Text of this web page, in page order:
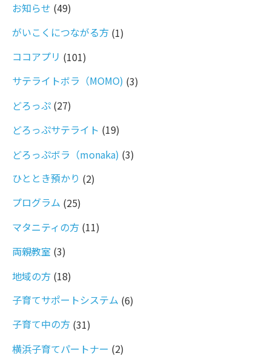
お知らせ (49)
がいこくにつながる方 (1)
ココアプリ (101)
サテライトボラ（MOMO) (3)
どろっぷ (27)
どろっぷサテライト (19)
どろっぷボラ（monaka) (3)
ひととき預かり (2)
プログラム (25)
マタニティの方 (11)
両親教室 (3)
地域の方 (18)
子育てサポートシステム (6)
子育て中の方 (31)
横浜子育てパートナー (2)